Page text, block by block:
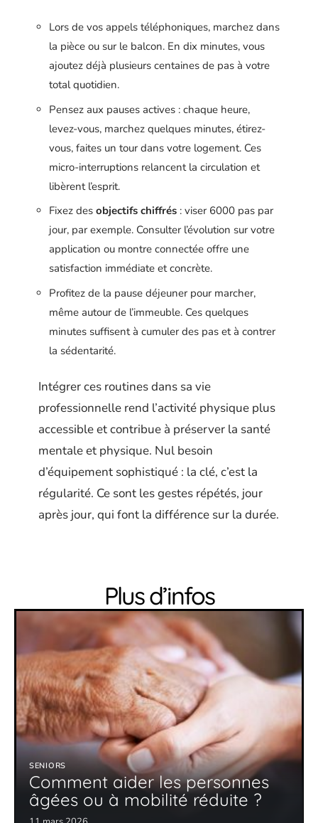
Lors de vos appels téléphoniques, marchez dans
la pièce ou sur le balcon. En dix minutes, vous
ajoutez déjà plusieurs centaines de pas à votre
total quotidien.
Pensez aux pauses actives : chaque heure,
levez-vous, marchez quelques minutes, étirez-
vous, faites un tour dans votre logement. Ces
micro-interruptions relancent la circulation et
libèrent l’esprit.
Fixez des objectifs chiffrés : viser 6000 pas par
jour, par exemple. Consulter l’évolution sur votre
application ou montre connectée offre une
satisfaction immédiate et concrète.
Profitez de la pause déjeuner pour marcher,
même autour de l’immeuble. Ces quelques
minutes suffisent à cumuler des pas et à contrer
la sédentarité.
Intégrer ces routines dans sa vie
professionnelle rend l’activité physique plus
accessible et contribue à préserver la santé
mentale et physique. Nul besoin
d’équipement sophistiqué : la clé, c’est la
régularité. Ce sont les gestes répétés, jour
après jour, qui font la différence sur la durée.
Plus d’infos
SENIORS
Comment aider les personnes
âgées ou à mobilité réduite ?